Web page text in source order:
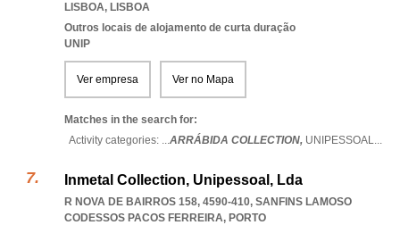
LISBOA, LISBOA
Outros locais de alojamento de curta duração
UNIP
Ver empresa Ver no Mapa
Matches in the search for:
Activity categories: ...ARRÁBIDA COLLECTION, UNIPESSOAL...
Inmetal Collection, Unipessoal, Lda
R NOVA DE BAIRROS 158, 4590-410, SANFINS LAMOSO
CODESSOS PACOS FERREIRA, PORTO